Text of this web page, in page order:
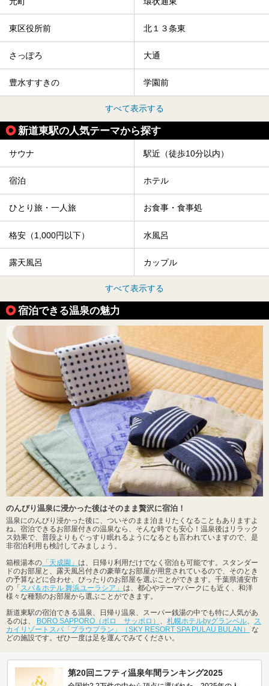
東区役所前 北１３条東
さっぽろ 大通
豊水すすきの 学園前
すべて表示する
新道東駅の人気テーマから探す
サウナ 駅近（徒歩10分以内）
宿泊 ホテル
ひとり旅・一人旅 お食事・食事処
格安（1,000円以下） 水風呂
露天風呂 カップル
すべて表示する
宿泊できる温泉の魅力
のんびり温泉に浸かった後はそのまま贅沢に宿泊！
温泉にのんびり浸かった後に、ついそのまま泊まりたくなることもありますよ
ね。宿泊できるお部屋付きの温泉なら、そんな時でも安心！温泉後はリラック
ス効果で、普段よりもぐっすり眠れるようになるとも言われていますので、是
非宿泊利用も検討してみましょう。
箱根湯本の 「天成園」 は、日帰り利用だけでなく宿泊も可能です。スタンダー
ドのお部屋と、露天風呂付きの豪華なお部屋が用意されているので、そのとき
の予算などに合わせ、ぴったりのお部屋を選ぶことができます。千葉県浦安市
の「スパ＆ホテル 舞浜ユーラシア」 は、都心やテーマパークにも近く、和洋
様々な種類のお部屋から選ぶことができます。
新道東駅の宿泊できる温泉、日帰り温泉、スーパー銭湯の中でも特に人気があ
るのは、 BORO SAPPORO（ボロ サッポロ） 、 札幌ホテルbyグランベル、 ス
カイリゾートスパ「プラウブラン」（SKY RESORT SPA PULAU BULAN）
な
どの施設です。ぜひ一度は足を運んでみてください。
第20回ニフティ温泉年間ランキング2025